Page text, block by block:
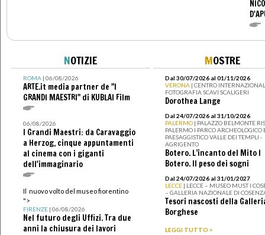
NOTIZIE
ROMA| 06/08/2026
ARTE.it media partner de "I
GRANDI MAESTRI" di KUBLAI Film
06/08/2026
I Grandi Maestri: da Caravaggio
a Herzog, cinque appuntamenti
al cinema con i giganti
dell'immaginario
Il nuovo volto del museo fiorentino
">
FIRENZE| 06/08/2026
Nel futuro degli Uffizi. Tra due
anni la chiusura dei lavori
MOSTRE
Dal 30/07/2026 al 01/11/2026
VERONA | CENTRO
FOTOGRAFIA SCAVI SCALIGERI
Dorothea Lange
Dal 24/07/2026 al 31/10/2026
PALERMO | PALAZZO BELMONTE
PALERMO I PARCO ARCHEOLOGICO
PAESAGGISTICO VALLE DEI TEMPLI -
AGRIGENTO
Botero. L’incanto del Mito I
Botero. Il peso dei sogni
Dal 24/07/2026 al 31/01/2027
LECCE | LECCE – MUSEO MUST I
– GALLERIA NAZIONALE DI
Tesori nascosti della
Borghese
LEGGI TUTTO >